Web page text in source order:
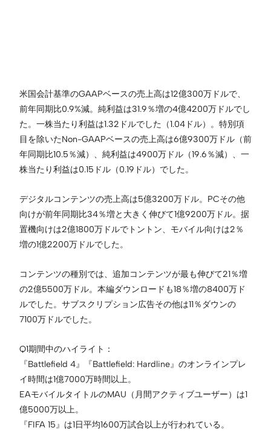
米国会計基準のGAAPベースの売上高は12億300万ドルで、
前年同期比0.9%減。純利益は31.9％増の4億4200万ドルでし
た。一株当たり利益は1.32ドルでした（1.04ドル）。特別項
目を除いたNon-GAAPベースの売上高は6億9300万ドル（前
年同期比10.5％減）、純利益は4900万ドル（19.6％減）、一
株当たり利益は0.15ドル（0.19ドル）でした。
デジタルコンテンツの売上高は5億3200万ドル。PCその他
向けが前年同期比34％増と大きく伸びて1億9200万ドル。据
置機向けは2億1800万ドルでトントン、モバイル向けは2％
増の1億2200万ドルでした。
コンテンツの種別では、追加コンテンツが最も伸びて21％増
の2億5500万ドル。本編ダウンロードも18％増の8400万ド
ルでした。サブスクリプション広告その他は11％ダウンの
7100万ドルでした。
Q1期間中のハイライト：
『Battlefield 4』『Battlefield: Hardline』のオンラインプレ
イ時間は1億7000万時間以上。
EAモバイルタイトルのMAU（月間アクティブユーザー）は1
億5000万以上。
『FIFA 15』は1日平均1600万試合以上が行われている。